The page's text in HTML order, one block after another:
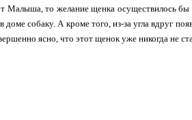
Малыша, то желание щенка осуществилось
доме собаку. А кроме того, из-за угла вдруг
ясно, что этот щенок уже никогда не